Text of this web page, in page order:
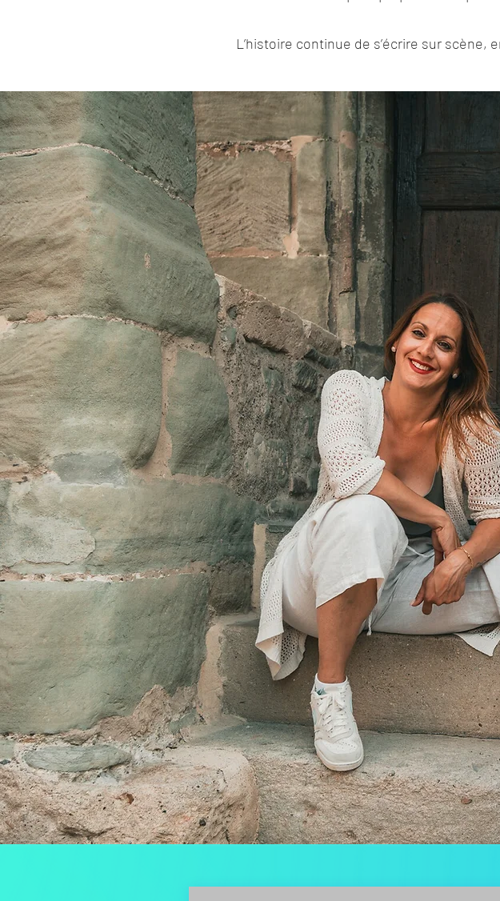
L’histoire continue de s’écrire sur